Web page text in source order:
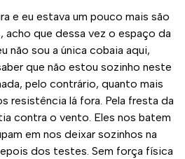
e eu estava um pouco mais são
acho que dessa vez o espaço da
não sou a única cobaia aqui,
que não estou sozinho neste
pelo contrário, quanto mais
resistência lá fora. Pela fresta da
contra o vento. Eles nos batem
em nos deixar sozinhos na
dos testes. Sem força física